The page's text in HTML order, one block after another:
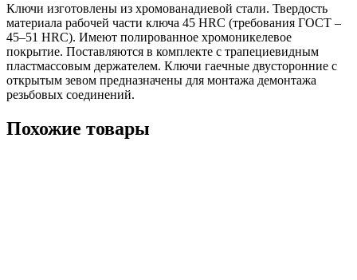
Ключи изготовлены из хромованадиевой стали. Твердость
материала рабочей части ключа 45 HRC (требования ГОСТ –
45–51 HRC). Имеют полированное хромоникелевое
покрытие. Поставляются в комплекте с трапециевидным
пластмассовым держателем. Ключи гаечные двусторонние с
открытым зевом предназначены для монтажа демонтажа
резьбовых соединений.
Похожие товары